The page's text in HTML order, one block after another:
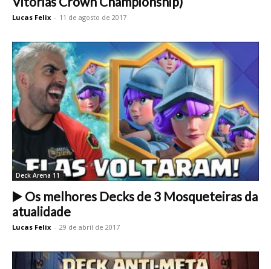
Lucas Felix - 11 de agosto de 2017
Deck Arena 11
▶️ Os melhores Decks de 3 Mosqueteiras da
atualidade
Lucas Felix - 29 de abril de 2017